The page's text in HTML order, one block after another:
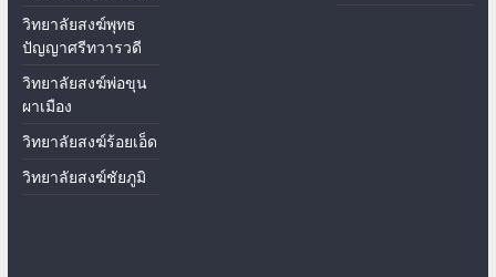
วิทยาลัยสงฆ์พุทธ
ปัญญาศรีทวารวดี
วิทยาลัยสงฆ์พ่อขุน
ผาเมือง
วิทยาลัยสงฆ์ร้อยเอ็ด
วิทยาลัยสงฆ์ชัยภูมิ